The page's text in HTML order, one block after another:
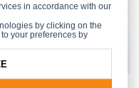
in accordance with our
by clicking on the
your preferences by